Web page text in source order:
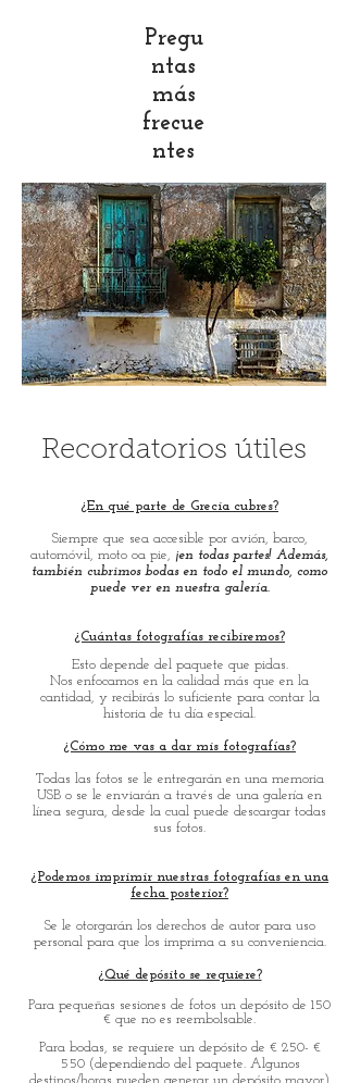
Pregu
ntas
más
frecue
ntes
Recordatorios útiles
¿En qué parte de Grecia cubres?
Siempre que sea accesible por avión, barco,
automóvil, moto oa pie, ¡en todas partes! Además,
también cubrimos bodas en todo el mundo, como
puede ver en nuestra galería.
¿Cuántas fotografías recibiremos?
Esto depende del paquete que pidas.
Nos enfocamos en la calidad más que en la
cantidad, y recibirás lo suficiente para contar la
historia de tu día especial.
¿Cómo me vas a dar mis fotografías?
Todas las fotos se le entregarán en una memoria
USB o se le enviarán a través de una galería en
línea segura, desde la cual puede descargar todas
sus fotos.
¿Podemos imprimir nuestras fotografías en una
fecha posterior?
Se le otorgarán los derechos de autor para uso
personal para que los imprima a su conveniencia.
¿Qué depósito se requiere?
Para pequeñas sesiones de fotos un depósito de 150
€ que no es reembolsable.
Para bodas, se requiere un depósito de € 250- €
550 (dependiendo del paquete. Algunos